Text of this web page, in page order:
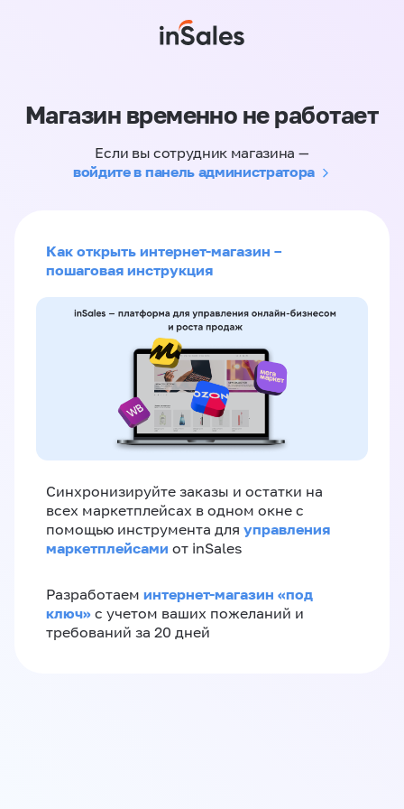
Магазин временно не работает
Если вы сотрудник магазина —
войдите в панель администратора
Как открыть интернет-магазин –
пошаговая инструкция
Синхронизируйте заказы и остатки на
всех маркетплейсах в одном окне с
помощью инструмента для управления
маркетплейсами от inSales
Разработаем интернет-магазин «‎под
ключ»‎ с учетом ваших пожеланий и
требований за 20 дней